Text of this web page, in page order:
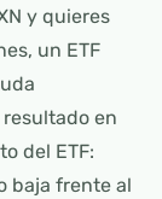
y quieres
un ETF
en
del ETF:
baja frente al